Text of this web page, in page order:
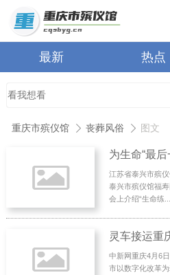
最新 热点
重庆市殡仪馆 丧葬风俗 图文
为生命“最
江苏省泰兴市殡
泰兴市殡仪馆福
会上介绍“生命练...
中新网重庆4月6
市以数字化改革